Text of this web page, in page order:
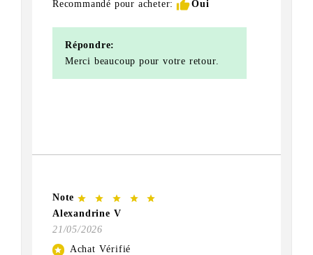
Recommandé pour acheter: thumb_upOui
Répondre:
Merci beaucoup pour votre retour.
Note star star star star star
Alexandrine V
21/05/2026
star
Achat Vérifié